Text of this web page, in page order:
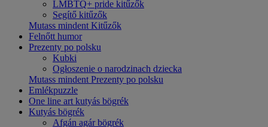
LMBTQ+ pride kitűzők
Segítő kitűzők
Mutass mindent Kitűzők
Felnőtt humor
Prezenty po polsku
Kubki
Ogłoszenie o narodzinach dziecka
Mutass mindent Prezenty po polsku
Emlékpuzzle
One line art kutyás bögrék
Kutyás bögrék
Afgán agár bögrék